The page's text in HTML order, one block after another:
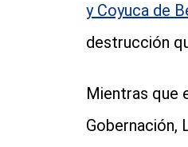
y Coyuca de
destrucción
Mientras que
Gobernación,